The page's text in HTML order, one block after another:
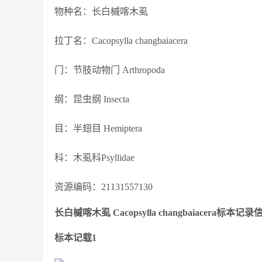
物种名：长白槭喀木虱
拉丁名：Cacopsylla changbaiacera
门：节肢动物门 Arthropoda
纲：昆虫纲 Insecta
目：半翅目 Hemiptera
科：木虱科Psyllidae
资源编码：21131557130
长白槭喀木虱 Cacopsylla changbaiacera标本记录
标本记载1